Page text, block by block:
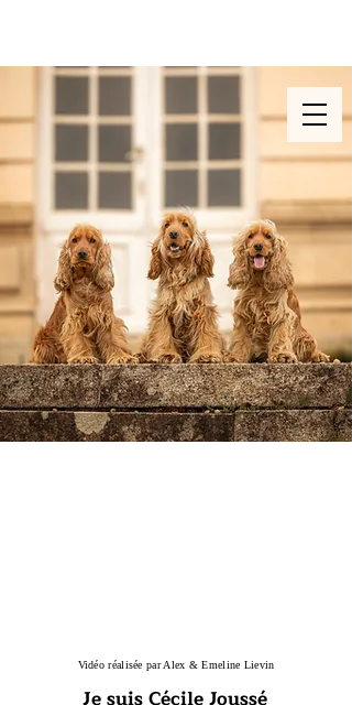
Vidéo réalisée par Alex & Emeline Lievin